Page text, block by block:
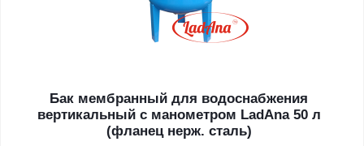
Бак мембранный для водоснабжения
вертикальный с манометром LadAna 50 л
(фланец нерж. сталь)